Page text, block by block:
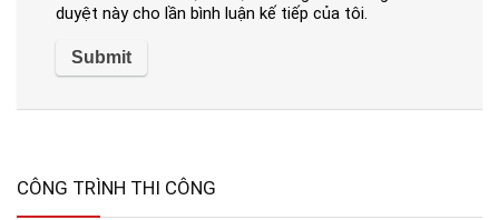
duyệt này cho lần bình luận kế tiếp của tôi.
CÔNG TRÌNH THI CÔNG